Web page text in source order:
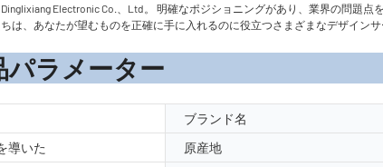
Electronic Co.、Ltd。 明確なポジショニングがあり、業界の問題
、あなたが望むものを正確に手に入れるのに役立つさまざまなデザインサ
ター
ブランド名
導いた 原産地